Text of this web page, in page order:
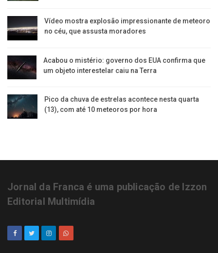
Vídeo mostra explosão impressionante de meteoro
no céu, que assusta moradores
Acabou o mistério: governo dos EUA confirma que
um objeto interestelar caiu na Terra
Pico da chuva de estrelas acontece nesta quarta
(13), com até 10 meteoros por hora
Jornal da Franca é uma publicação de Izzon
Editorial Multimídia